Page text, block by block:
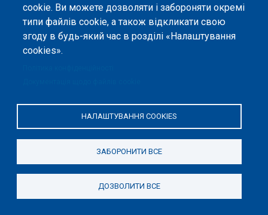
cookie. Ви можете дозволяти і забороняти окремі
типи файлів cookie, а також відкликати свою
згоду в будь-який час в розділі «Налаштування
cookies».
НАЛАШТУВАННЯ COOKIES
ЗАБОРОНИТИ ВСЕ
ДОЗВОЛИТИ ВСЕ
Peers International , платформа відкритого
рецензування, 2023-2026. |Налаштування файлів
cookie.
Вміст сайту опубліковано на умовах ліцензії «
була розроблена та підтримується
за сприяння Програми Європейського Союзу Erasmus+ у межах проєкту
OPTIMA (618940-EPP-1-2020-1-UA-EPPKA2-CBHE-JP). Підтримка
Єврокомісією створення цього вебсайту не означає схвалення його
несе відповідальності за будь-яке використання інформації, розміщеної